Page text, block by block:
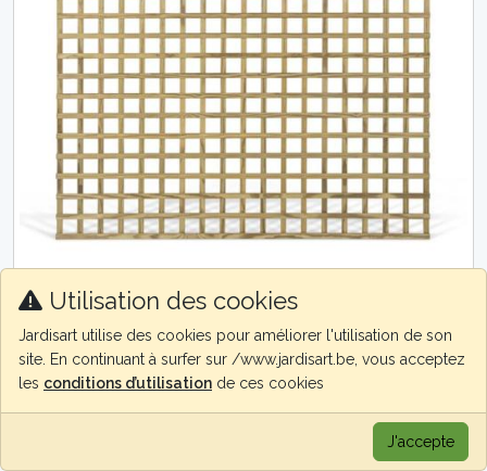
Utilisation des cookies
Jardisart utilise des cookies pour améliorer l'utilisation de son
site. En continuant à surfer sur /www.jardisart.be, vous acceptez
les conditions d’utilisation de ces cookies
J'accepte
Treilli pour plantes grimpantes 176x176cm Ce treilli pour
plantes grimpantes en pin rouge du Nord imprégné est le